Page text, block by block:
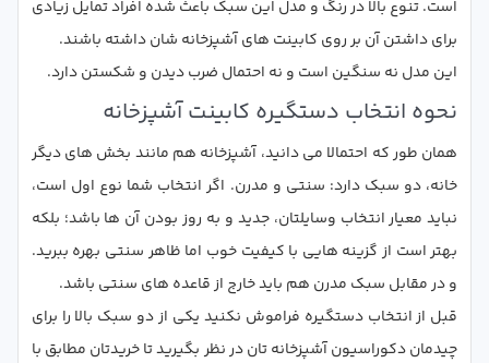
است. تنوع بالا در رنگ و مدل این سبک باعث شده افراد تمایل زیادی
برای داشتن آن بر روی کابینت های آشپزخانه شان داشته باشند.
این مدل نه سنگین است و نه احتمال ضرب دیدن و شکستن دارد.
نحوه انتخاب دستگیره کابینت آشپزخانه
همان طور که احتمالا می دانید، آشپزخانه هم مانند بخش های دیگر
خانه، دو سبک دارد: سنتی و مدرن. اگر انتخاب شما نوع اول است،
نباید معیار انتخاب وسایلتان، جدید و به روز بودن آن ها باشد؛ بلکه
بهتر است از گزینه هایی با کیفیت خوب اما ظاهر سنتی بهره ببرید.
و در مقابل سبک مدرن هم باید خارج از قاعده های سنتی باشد.
قبل از انتخاب دستگیره فراموش نکنید یکی از دو سبک بالا را برای
چیدمان دکوراسیون آشپزخانه تان در نظر بگیرید تا خریدتان مطابق با